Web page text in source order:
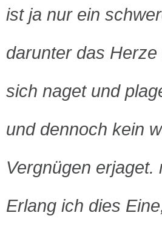
ist ja nur ein
darunter das
sich naget und
und dennoch kein
Vergnügen
Erlang ich dies